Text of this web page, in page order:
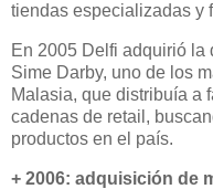
tiendas especializadas y
En 2005 Delfi adquirió la
Sime Darby, uno de los
Malasia, que distribuía a
cadenas de retail,
productos en el país.
+ 2006: adquisición de